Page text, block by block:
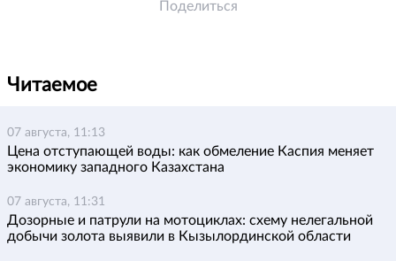
Поделиться
Читаемое
07 августа, 11:13
Цена отступающей воды: как обмеление Каспия меняет
экономику западного Казахстана
07 августа, 11:31
Дозорные и патрули на мотоциклах: схему нелегальной
добычи золота выявили в Кызылординской области